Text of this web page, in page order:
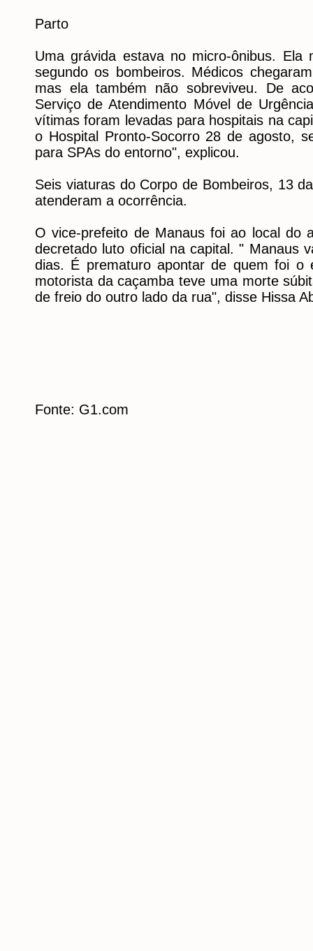
Parto
Uma grávida estava no micro-ônibus. Ela
segundo os bombeiros. Médicos
mas ela também não sobreviveu. De
Serviço de Atendimento Móvel de
vítimas foram levadas para hospitais na
o Hospital Pronto-Socorro 28 de agosto,
para SPAs do entorno", explicou.
Seis viaturas do Corpo de Bombeiros, 13
atenderam a ocorrência.
O vice-prefeito de Manaus foi ao local do
decretado luto oficial na capital. " Manaus
dias. É prematuro apontar de quem foi o
motorista da caçamba teve uma morte
de freio do outro lado da rua", disse Hissa
Fonte: G1.com